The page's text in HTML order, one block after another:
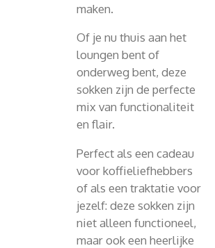
maken.
Of je nu thuis aan het
loungen bent of
onderweg bent, deze
sokken zijn de perfecte
mix van functionaliteit
en flair.
Perfect als een cadeau
voor koffieliefhebbers
of als een traktatie voor
jezelf: deze sokken zijn
niet alleen functioneel,
maar ook een heerlijke